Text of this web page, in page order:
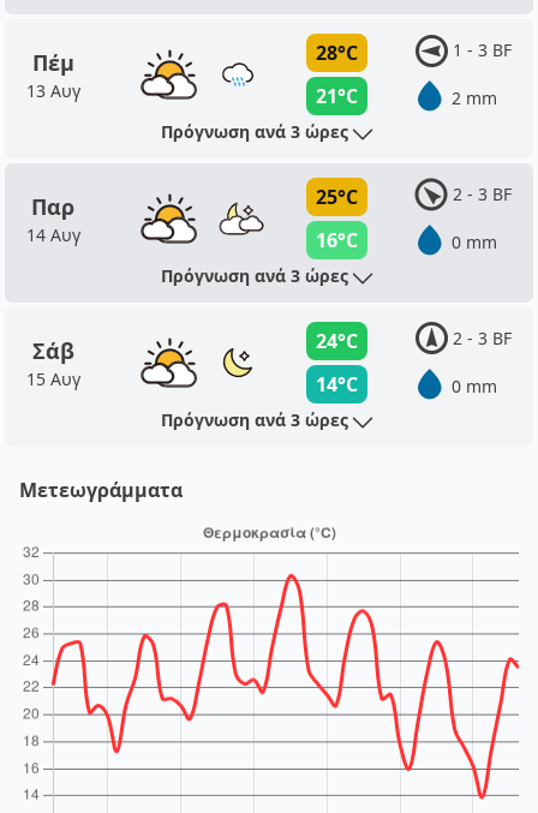
Πέμ
13 Αυγ
28°C
21°C
1 - 3 BF
2 mm
Πρόγνωση ανά 3 ώρες
Παρ
14 Αυγ
25°C
16°C
2 - 3 BF
0 mm
Πρόγνωση ανά 3 ώρες
Σάβ
15 Αυγ
24°C
14°C
2 - 3 BF
0 mm
Πρόγνωση ανά 3 ώρες
Μετεωγράμματα